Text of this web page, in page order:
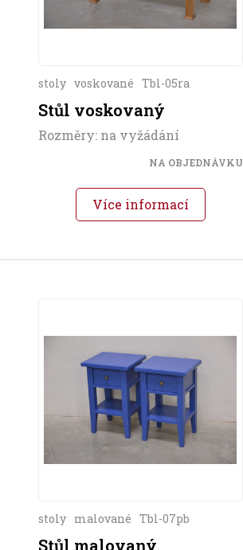
stoly voskované Tbl-05ra
Stůl voskovaný
Rozměry: na vyžádání
NA OBJEDNÁVKU
Více informací
stoly malované Tbl-07pb
Stůl malovaný